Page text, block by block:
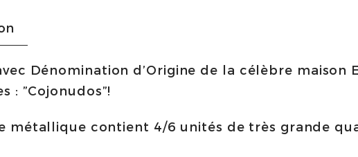
Dénomination d’Origine de la célèbre maison
: ”Cojonudos”!
métallique contient 4/6 unités de très grande